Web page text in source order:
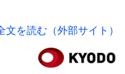
文を読む（外部サイト）